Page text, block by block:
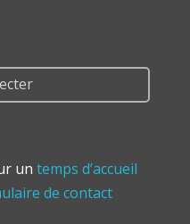
un temps d’accueil
de contact